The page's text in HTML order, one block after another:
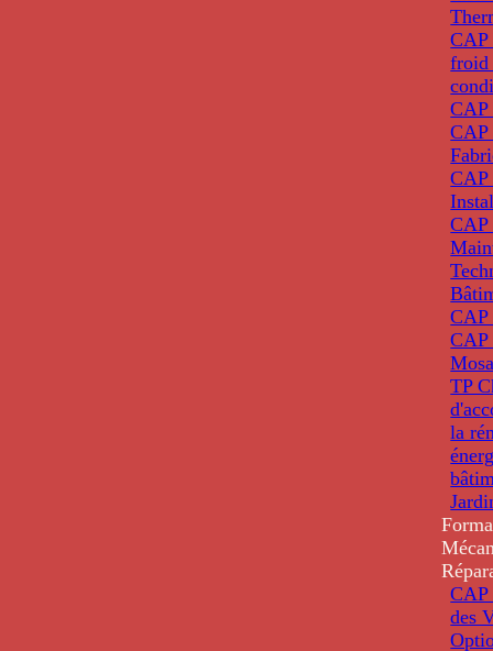
CAP
froid
CAP
CAP
CAP
CAP
CAP
CAP
TP
la
CAP
des